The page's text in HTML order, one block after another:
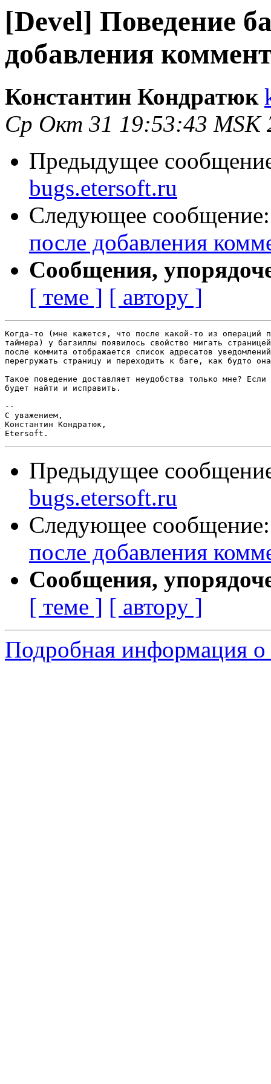
[Devel] Поведение
добавления
Константин Кондратюк
Ср Окт 31 19:53:43 MSK
Предыдущее
bugs.etersoft.ru
Следующее
после добавления
Сообщения,
[ теме ] [ автору ]
Когда-то (мне кажется, что после какой-то из операций
таймера) у багзиллы появилось свойство мигать
после коммита отображается список адресатов
перегружать страницу и переходить к баге, как будто
Такое поведение доставляет неудобства только мне?
будет найти и исправить.
--
С уважением,
Константин Кондратюк,
Предыдущее
bugs.etersoft.ru
Следующее
после добавления
Сообщения,
[ теме ] [ автору ]
Подробная информация о